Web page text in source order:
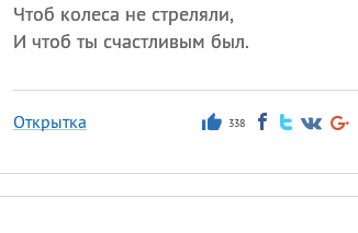
Чтоб колеса не стреляли,
И чтоб ты счастливым был.
Открытка 338